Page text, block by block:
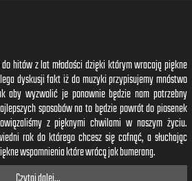
hitów z lat młodości dzięki którym wracają piękne
dyskusji fakt iż do muzyki przypisujemy mnóstwo
aby wyzwolić je ponownie będzie nam potrzebny
sposobów na to będzie powrót do piosenek
z pięknymi chwilami w naszym życiu.
rok do którego chcesz się cofnąć, a słuchając
wspomnienia które wrócą jak bumerang.